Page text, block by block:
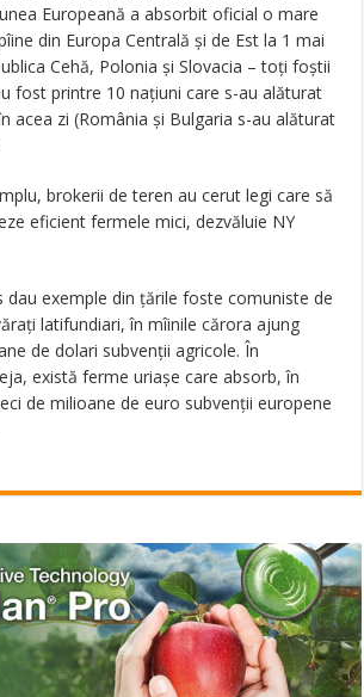
Europeană a absorbit oficial o mare
din Europa Centrală și de Est la 1 mai
Cehă, Polonia și Slovacia – toți foștii
fost printre 10 națiuni care s-au alăturat
acea zi (România și Bulgaria s-au alăturat
brokerii de teren au cerut legi care să
eficient fermele mici, dezvăluie NY
dau exemple din țările foste comuniste de
latifundiari, în mîinile cărora ajung
de dolari subvenții agricole. În
există ferme uriașe care absorb, în
de milioane de euro subvenții europene